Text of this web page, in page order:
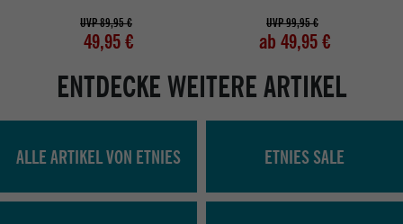
UVP 89,95 €
49,95 €
UVP 99,95 €
ab 49,95 €
ENTDECKE WEITERE ARTIKEL
ALLE ARTIKEL VON ETNIES ETNIES SALE